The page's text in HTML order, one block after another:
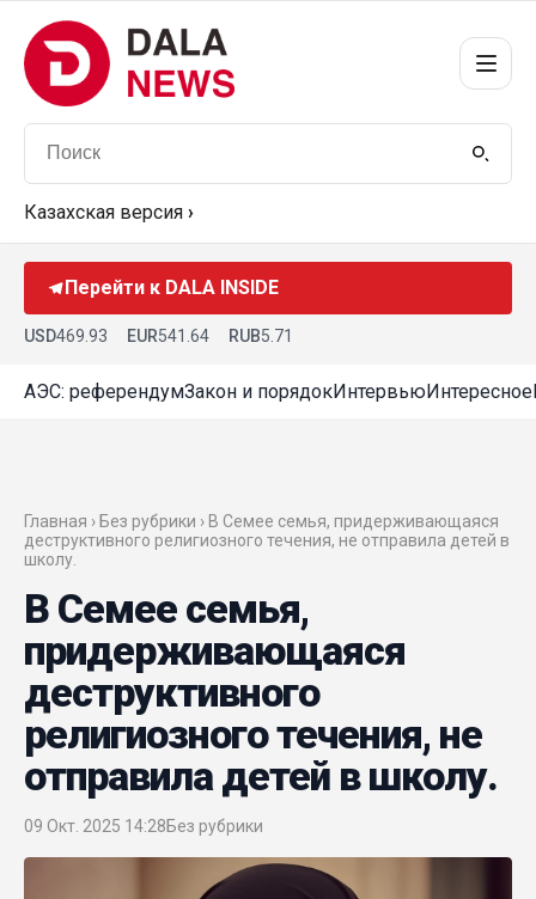
Казахская версия ›
Перейти к DALA INSIDE
USD469.93 EUR541.64 RUB5.71
АЭС: референдумЗакон и порядокИнтервьюИнтересное
Главная › Без рубрики › В Семее семья, придерживающаяся
деструктивного религиозного течения, не отправила детей в
школу.
В Семее семья,
придерживающаяся
деструктивного
религиозного течения, не
отправила детей в школу.
09 Окт. 2025 14:28Без рубрики